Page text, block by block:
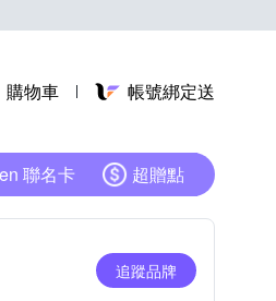
購物車 帳號綁定送
聯名卡 超贈點
追蹤品牌